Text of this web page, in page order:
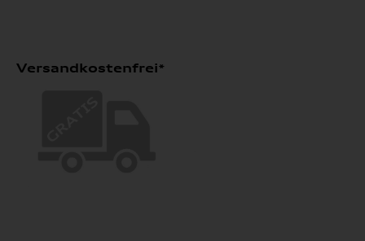
Versandkostenfrei*